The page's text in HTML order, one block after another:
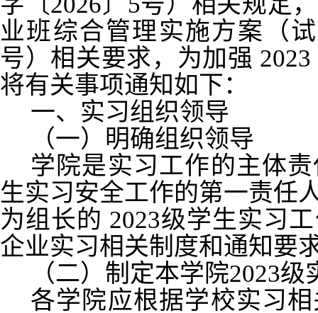
业班综合管理实施方案（
号）相关要求，为加强
将有关事项通知如下：
一、实习组织领导
（一）明确组织领导
学院是实习工作的主体
生实习安全工作的第一责任
为组长的 2023级学生实习
企业实习相关制度和通知要
（二）制定本学院2023
各学院应根据学校实习